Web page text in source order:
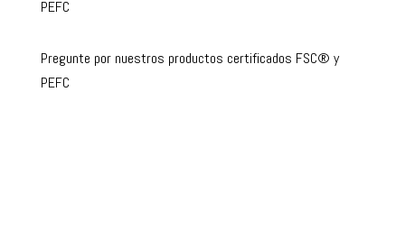
PEFC
Pregunte por nuestros productos certificados FSC® y
PEFC